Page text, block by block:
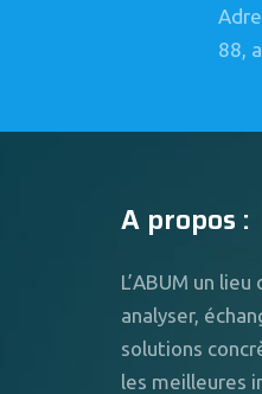
88,
A propos :
L’ABUM un
analyser,
solutions
les meilleures